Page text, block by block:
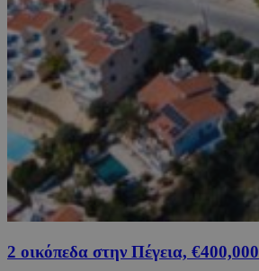
2 οικόπεδα στην Πέγεια, €400,000